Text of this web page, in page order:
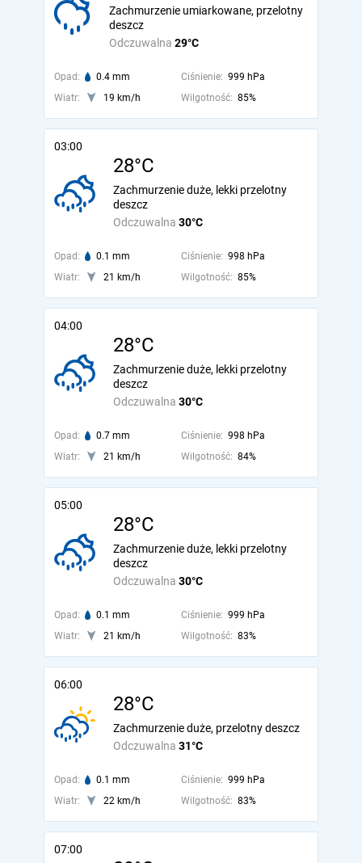
Odczuwalna 29°C
Zachmurzenie umiarkowane, przelotny
deszcz
Opad: 0.4 mm Ciśnienie: 999 hPa
Wiatr:
19 km/h Wilgotność: 85%
03:00
28°C
Odczuwalna 30°C
Zachmurzenie duże, lekki przelotny
deszcz
Opad: 0.1 mm Ciśnienie: 998 hPa
Wiatr:
21 km/h Wilgotność: 85%
04:00
28°C
Odczuwalna 30°C
Zachmurzenie duże, lekki przelotny
deszcz
Opad: 0.7 mm Ciśnienie: 998 hPa
Wiatr:
21 km/h Wilgotność: 84%
05:00
28°C
Odczuwalna 30°C
Zachmurzenie duże, lekki przelotny
deszcz
Opad: 0.1 mm Ciśnienie: 999 hPa
Wiatr:
21 km/h Wilgotność: 83%
06:00
28°C
Odczuwalna 31°C
Zachmurzenie duże, przelotny deszcz
Opad: 0.1 mm Ciśnienie: 999 hPa
Wiatr:
22 km/h Wilgotność: 83%
07:00